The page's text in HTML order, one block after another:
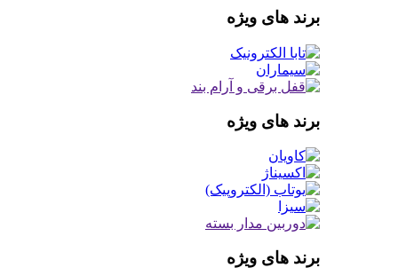
برند های ویژه
برند های ویژه
برند های ویژه